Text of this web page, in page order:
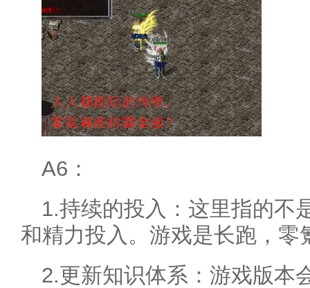
A6：
1.持续的投入：这里指的不
和精力投入。游戏是长跑，零
2.更新知识体系：游戏版本